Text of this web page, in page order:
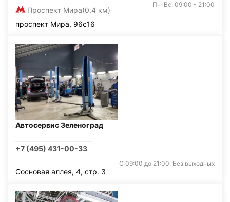
Проспект Мира(0,4 км)
Пн-Вс: 09:00 - 21:00
проспект Мира, 96с16
Автосервис Зеленоград
+7 (495) 431-00-33
С 09:00 до 21:00. Без выходных
Сосновая аллея, 4, стр. 3